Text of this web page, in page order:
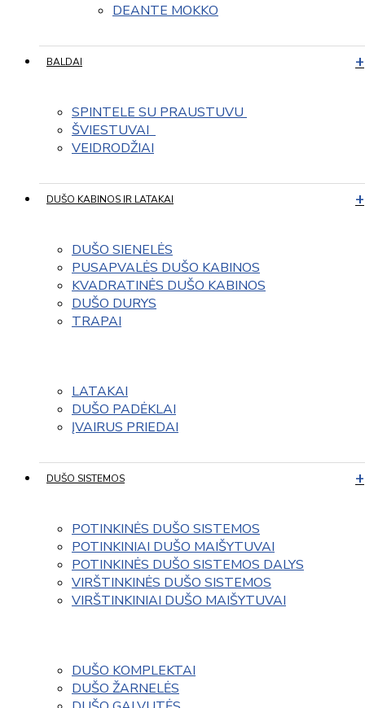
DEANTE MOKKO
BALDAI
SPINTELE SU PRAUSTUVU
ŠVIESTUVAI
VEIDRODŽIAI
DUŠO KABINOS IR LATAKAI
DUŠO SIENELĖS
PUSAPVALĖS DUŠO KABINOS
KVADRATINĖS DUŠO KABINOS
DUŠO DURYS
TRAPAI
LATAKAI
DUŠO PADĖKLAI
ĮVAIRUS PRIEDAI
DUŠO SISTEMOS
POTINKINĖS DUŠO SISTEMOS
POTINKINIAI DUŠO MAIŠYTUVAI
POTINKINĖS DUŠO SISTEMOS DALYS
VIRŠTINKINĖS DUŠO SISTEMOS
VIRŠTINKINIAI DUŠO MAIŠYTUVAI
DUŠO KOMPLEKTAI
DUŠO ŽARNELĖS